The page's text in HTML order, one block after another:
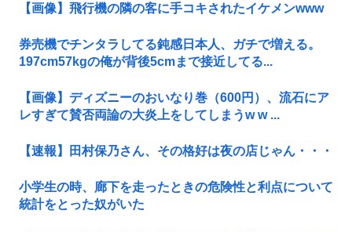
【画像】飛行機の隣の客に手コキされたイケメンwww
券売機でチンタラしてる鈍感日本人、ガチで増える。
197cm57kgの俺が背後5cmまで接近してる...
【画像】ディズニーのおいなり巻（600円）、流石にア
レすぎて賛否両論の大炎上をしてしまうw w ...
【速報】田村保乃さん、その格好は夜の店じゃん・・・
小学生の時、廊下を走ったときの危険性と利点について
統計をとった奴がいた